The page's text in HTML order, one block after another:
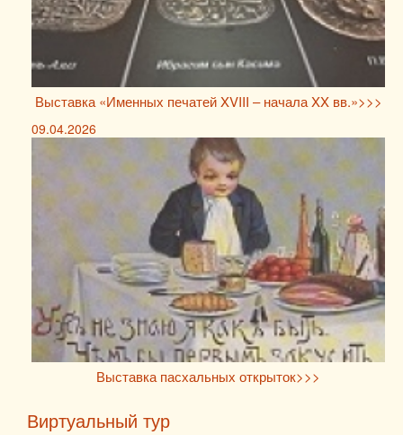
Выставка «Именных печатей XVIII – начала XX вв.»>>>
09.04.2026
Выставка пасхальных открыток>>>
Виртуальный тур